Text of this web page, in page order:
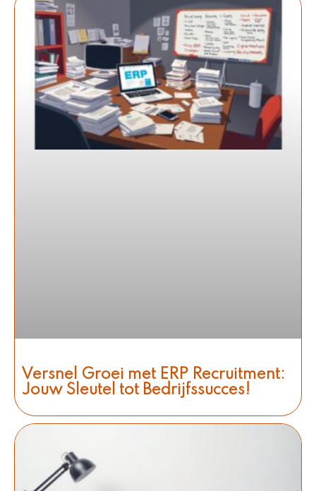
Versnel Groei met ERP Recruitment:
Jouw Sleutel tot Bedrijfssucces!